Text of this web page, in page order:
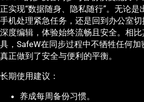
正实现“数据随身、隐私随行”。无论是
手机处理紧急任务，还是回到办公室切
深度编辑，体验始终流畅且安全。相
具，SafeW在同步过程中不牺牲任何加
真正做到了安全与便利的平衡。
长期使用建议：
养成每周备份习惯。